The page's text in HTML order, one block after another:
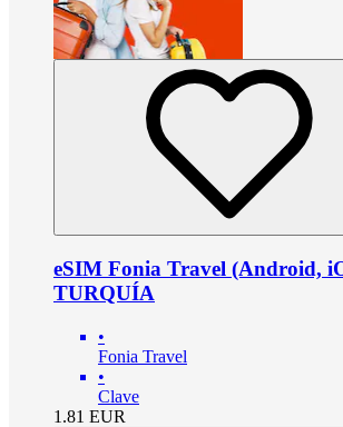
eSIM Fonia Travel (Android,
TURQUÍA
•
Fonia Travel
•
Clave
1.81 EUR